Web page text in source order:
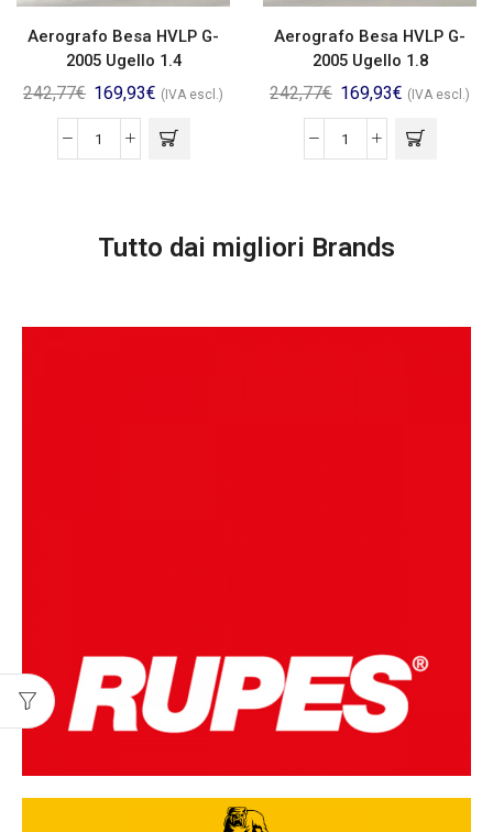
Aerografo Besa HVLP G-
2005 Ugello 1.4
242,77€ 169,93€ (IVA escl.)
Aerografo Besa HVLP G-
2005 Ugello 1.8
242,77€ 169,93€ (IVA escl.)
Tutto dai migliori Brands